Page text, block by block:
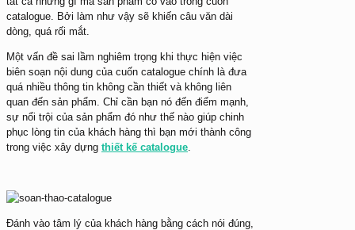
catalogue. Bởi làm như vậy sẽ khiến câu văn dài
dòng, quá rối mắt.
Một vấn đề sai lầm nghiêm trọng khi thực hiện việc
biên soạn nội dung của cuốn catalogue chính là đưa
quá nhiều thông tin không cần thiết và không liên
quan đến sản phẩm. Chỉ cần bạn nó đến điểm mạnh,
sự nổi trội của sản phẩm đó như thế nào giúp chinh
phục lòng tin của khách hàng thì bạn mới thành công
trong việc xây dựng thiết kế catalogue
Đánh vào tâm lý của khách hàng bằng cách nói đúng,